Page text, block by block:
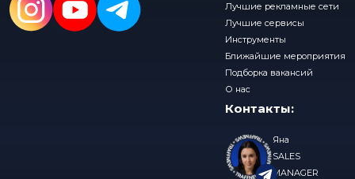
Лучшие рекламные сети
Лучшие сервисы
Инструменты
Ближайшие мероприятия
Подборка вакансий
О нас
Контакты:
Яна
SALES
MANAGER